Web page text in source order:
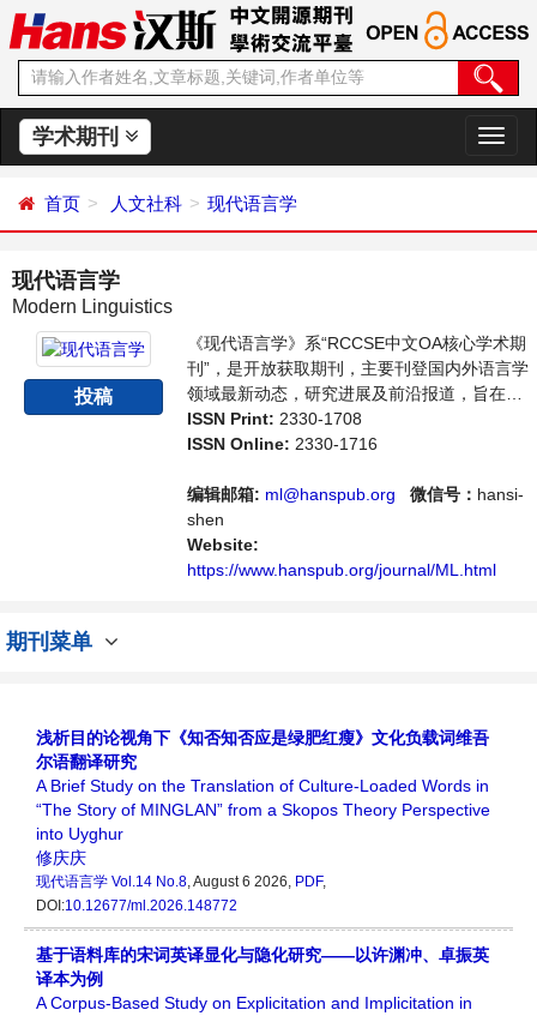
学术期刊
切
换
首页 人文社科 现代语言学
现代语言学
Modern Linguistics
投稿
《现代语言学》系“RCCSE中文OA核心学术期
刊”，是开放获取期刊，主要刊登国内外语言学
领域最新动态，研究进展及前沿报道，旨在给
世界范围内的科学家、学者、科研人员提供一
个传播、分享和讨论语言学领域内不同方向问
ISSN Print: 2330-1708
ISSN Online: 2330-1716
编辑邮箱: ml@hanspub.org 微信号： hansi-
shen
Website:
https://www.hanspub.org/journal/ML.html
期刊菜单
浅析目的论视角下《知否知否应是绿肥红瘦》文化负载词维吾
尔语翻译研究
A Brief Study on the Translation of Culture-Loaded Words in
“The Story of MINGLAN” from a Skopos Theory Perspective
into Uyghur
修庆庆
现代语言学 Vol.14 No.8, August 6 2026, PDF,
DOI:10.12677/ml.2026.148772
基于语料库的宋词英译显化与隐化研究——以许渊冲、卓振英
译本为例
A Corpus-Based Study on Explicitation and Implicitation in